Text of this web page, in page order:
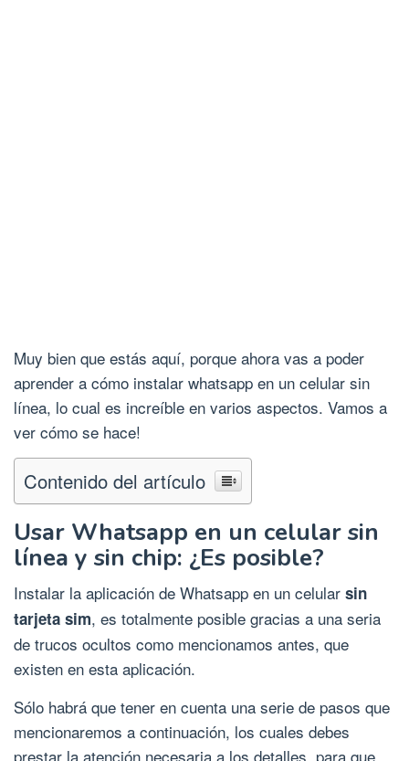
Muy bien que estás aquí, porque ahora vas a poder
aprender a cómo instalar whatsapp en un celular sin
línea, lo cual es increíble en varios aspectos. Vamos a
ver cómo se hace!
Contenido del artículo
Usar Whatsapp en un celular sin
línea y sin chip: ¿Es posible?
Instalar la aplicación de Whatsapp en un celular sin
tarjeta sim, es totalmente posible gracias a una seria
de trucos ocultos como mencionamos antes, que
existen en esta aplicación.
Sólo habrá que tener en cuenta una serie de pasos que
mencionaremos a continuación, los cuales debes
prestar la atención necesaria a los detalles, para que